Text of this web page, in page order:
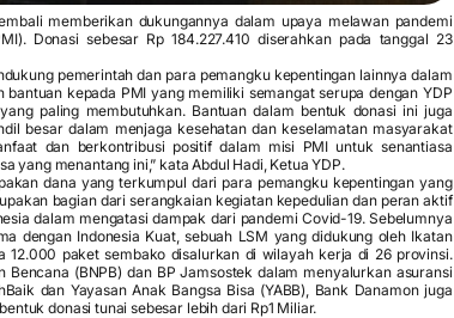
memberikan dukungannya dalam upaya melawan pandemi
Donasi sebesar Rp 184.227.410 diserahkan pada tanggal 23
pemerintah dan para pemangku kepentingan lainnya dalam
kepada PMI yang memiliki semangat serupa dengan YDP
paling membutuhkan. Bantuan dalam bentuk donasi ini juga
besar dalam menjaga kesehatan dan keselamatan masyarakat
dan berkontribusi positif dalam misi PMI untuk senantiasa
yang menantang ini,” kata Abdul Hadi, Ketua YDP.
dana yang terkumpul dari para pemangku kepentingan yang
bagian dari serangkaian kegiatan kepedulian dan peran aktif
dalam mengatasi dampak dari pandemi Covid-19. Sebelumnya
dengan Indonesia Kuat, sebuah LSM yang didukung oleh Ikatan
12.000 paket sembako disalurkan di wilayah kerja di 26 provinsi.
(BNPB) dan BP Jamsostek dalam menyalurkan asuransi
dan Yayasan Anak Bangsa Bisa (YABB), Bank Danamon juga
donasi tunai sebesar lebih dari Rp1 Miliar.